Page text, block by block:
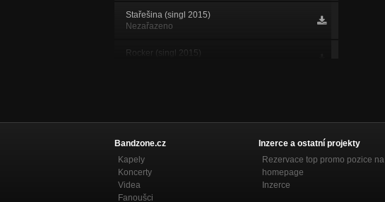
Stařešina (singl 2015)
Nezařazeno
Rocker (singl 2015)
Nezařazeno
Travička ( 2012 CD Brutální kost )
Nezařazeno
Bandzone.cz
Kapely
Koncerty
Videa
Fanoušci
Inzerce a ostatní projekty
Rezervace top promo pozice na
homepage
Inzerce